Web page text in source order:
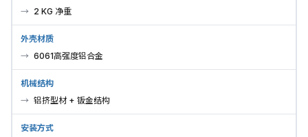
2 KG 净重
外壳材质
6061高强度铝合金
机械结构
铝挤型材 + 钣金结构
安装方式